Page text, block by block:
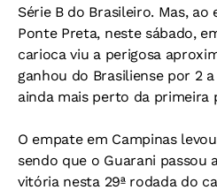
Série B do Brasileiro. Mas, ao
Ponte Preta, neste sábado,
carioca viu a perigosa
ganhou do Brasiliense por 2
ainda mais perto da primeira
O empate em Campinas
sendo que o Guarani passou
vitória nesta 29ª rodada do